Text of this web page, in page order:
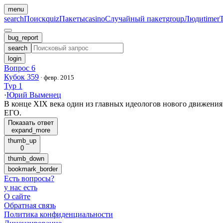
menu
searchПоискquizПакетыcasinoСлучайный пакетgroupЛюдиtimer
bug_report
search
login
Вопрос 6
Кубок 359 · февр. 2015
Тур 1
·Юрий Выменец
В конце XIX века один из главных идеологов нового
ЕГО.
Показать ответ
expand_more
thumb_up
0
thumb_down
bookmark_border
Есть вопросы?
у нас есть
О сайте
Обратная связь
Политика конфиденциальности